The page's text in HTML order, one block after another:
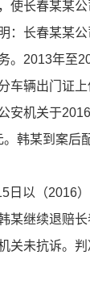
长春某某
长春某某公
。2013年至
车辆出门证
安机关于
韩某到案
以（2016）
继续退赔长
未抗诉。判